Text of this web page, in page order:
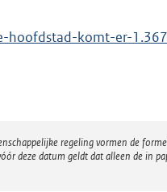
hoofdstad-komt-er-
regeling vormen de
deze datum geldt dat alleen de in